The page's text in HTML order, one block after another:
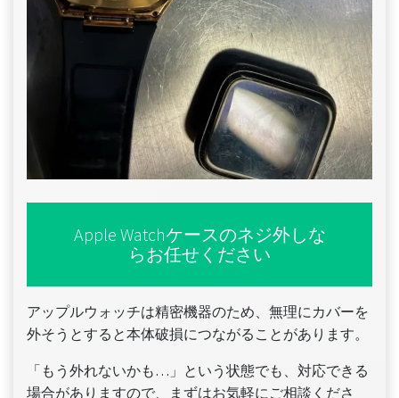
Apple Watchケースのネジ外しな
らお任せください
アップルウォッチは精密機器のため、無理にカバーを
外そうとすると本体破損につながることがあります。
「もう外れないかも…」という状態でも、対応できる
場合がありますので、まずはお気軽にご相談くださ